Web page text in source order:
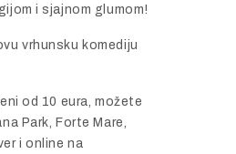
isjajnom glumom!
vrhunsku komediju
od 10 eura, možete
Park, Forte Mare,
ionlinena